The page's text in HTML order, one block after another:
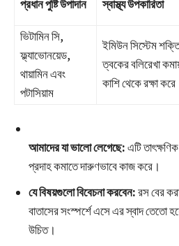
প্রধান পুষ্টি উপাদান স্বাস্থ্য উপকারিতা
ভিটামিন সি,
ফ্ল্যাভোনয়েড,
থায়ামিন এবং
পটাসিয়াম
ইমিউন সিস্টেম
ত্বকের বলিরেখা
কাশি থেকে রক্ষা করে
আমাদের যা ভালো লেগেছে:এটি
প্রদাহ কমাতে দারুণভাবে কাজ করে।
যে বিষয়গুলো বিবেচনা করবেন:রস বের
বাতাসের সংস্পর্শে এসে এর স্বাদ তেতো
উচিত।